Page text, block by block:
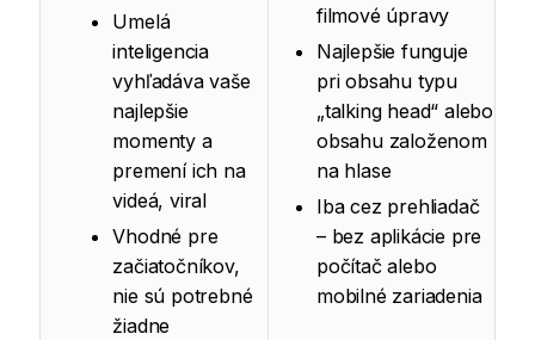
Umelá
inteligencia
vyhľadáva vaše
najlepšie
momenty a
premení ich na
videá, viral
Vhodné pre
začiatočníkov,
nie sú potrebné
žiadne
filmové úpravy
Najlepšie funguje
pri obsahu typu
„talking head“ alebo
obsahu založenom
na hlase
Iba cez prehliadač
– bez aplikácie pre
počítač alebo
mobilné zariadenia